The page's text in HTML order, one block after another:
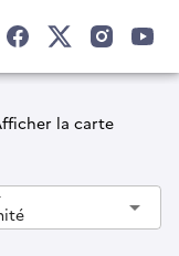
la carte
arrow_drop_down